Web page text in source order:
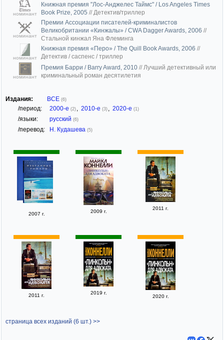
номинант
Книжная премия "Лос-Анджелес Таймс" / Los Angeles Times
Book Prize, 2005 // Детектив/триллер
номинант
Премии Ассоциации писателей-криминалистов
Великобритании «Кинжалы» / CWA Dagger Awards, 2006 //
Стальной кинжал Яна Флеминга
номинант
Книжная премия «Перо» / The Quill Book Awards, 2006 //
Детектив / саспенс / триллер
номинант
Премия Барри / Barry Award, 2010 // Лучший детективный или
криминальный роман десятилетия
Издания: ВСЕ (6)
/период: 2000-е (2) 2010-е (3) 2020-е (1)
/языки: русский (6)
/перевод: Н. Кудашева (5)
2007 г. 2009 г.
2011 г.
2011 г. 2019 г.
2020 г.
страница всех изданий (6 шт.) >>